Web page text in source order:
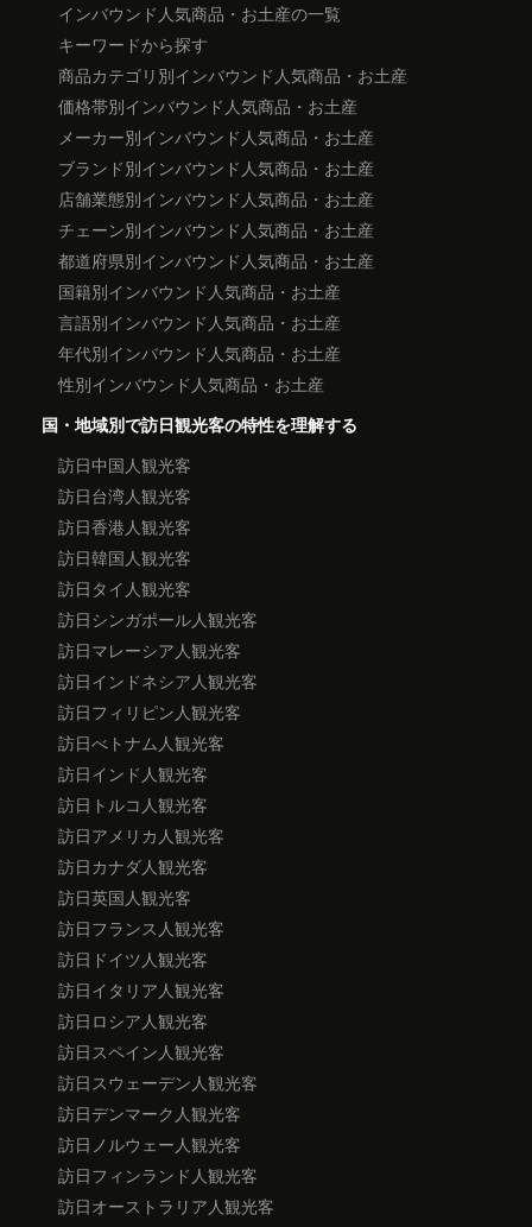
インバウンド人気商品・お土産の一覧
キーワードから探す
商品カテゴリ別インバウンド人気商品・お土産
価格帯別インバウンド人気商品・お土産
メーカー別インバウンド人気商品・お土産
ブランド別インバウンド人気商品・お土産
店舗業態別インバウンド人気商品・お土産
チェーン別インバウンド人気商品・お土産
都道府県別インバウンド人気商品・お土産
国籍別インバウンド人気商品・お土産
言語別インバウンド人気商品・お土産
年代別インバウンド人気商品・お土産
性別インバウンド人気商品・お土産
国・地域別で訪日観光客の特性を理解する
訪日中国人観光客
訪日台湾人観光客
訪日香港人観光客
訪日韓国人観光客
訪日タイ人観光客
訪日シンガポール人観光客
訪日マレーシア人観光客
訪日インドネシア人観光客
訪日フィリピン人観光客
訪日べトナム人観光客
訪日インド人観光客
訪日トルコ人観光客
訪日アメリカ人観光客
訪日カナダ人観光客
訪日英国人観光客
訪日フランス人観光客
訪日ドイツ人観光客
訪日イタリア人観光客
訪日ロシア人観光客
訪日スペイン人観光客
訪日スウェーデン人観光客
訪日デンマーク人観光客
訪日ノルウェー人観光客
訪日フィンランド人観光客
訪日オーストラリア人観光客